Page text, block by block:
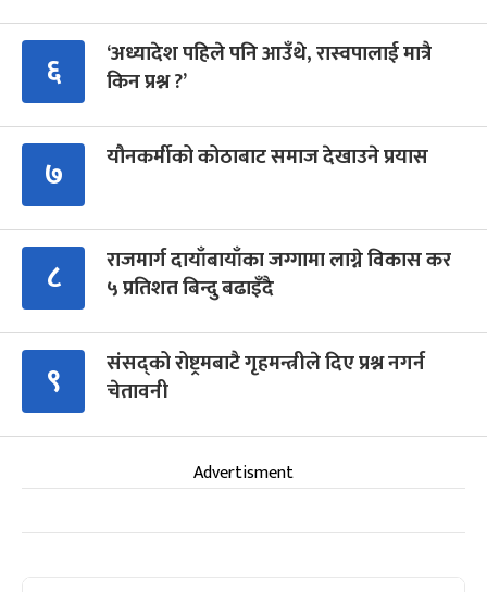
६
‘अध्यादेश पहिले पनि आउँथे, रास्वपालाई मात्रै
किन प्रश्न ?’
७ यौनकर्मीको कोठाबाट समाज देखाउने प्रयास
८
राजमार्ग दायाँबायाँका जग्गामा लाग्ने विकास कर
५ प्रतिशत बिन्दु बढाइँदै
९
संसद्को रोष्ट्रमबाटै गृहमन्त्रीले दिए प्रश्न नगर्न
चेतावनी
Advertisment